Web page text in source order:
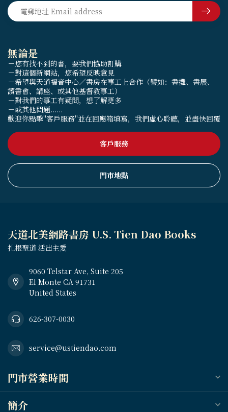
無論是
－您有找不到的書，要我們協助訂購
－對這個新網站，您希望反映意見
－希望與天道福音中心／書房在事工上合作（譬如：書攤、書展、
讀書會、講座、或其他基督教事工）
－對我們的事工有疑問，想了解更多
－或其他問題......
歡迎你點擊"客戶服務"並在回應箱填寫，我們虛心聆聽，並盡快回覆
客戶服務
門市地點
天道北美網路書房 U.S. Tien Dao Books
扎根聖道 活出主愛
9060 Telstar Ave, Suite 205
El Monte CA 91731
United States
626-307-0030
service@ustiendao.com
門市營業時間
簡介